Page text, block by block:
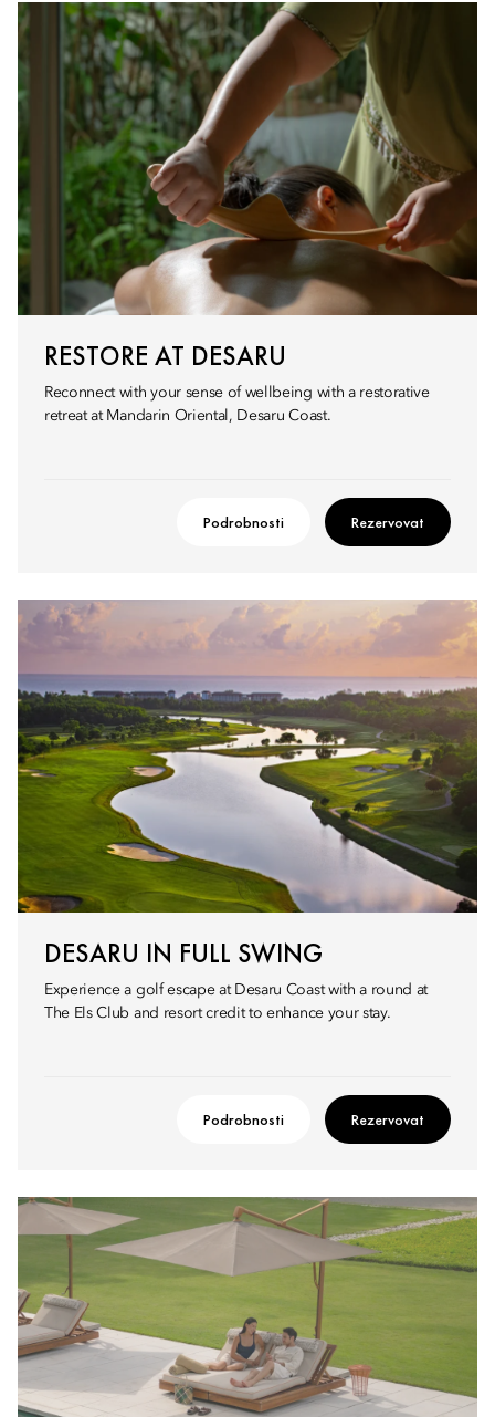
RESTORE AT DESARU
Reconnect with your sense of wellbeing with a restorative
retreat at Mandarin Oriental, Desaru Coast.​
Podrobnosti Rezervovat
DESARU IN FULL SWING
Experience a golf escape at Desaru Coast with a round at
The Els Club and resort credit to enhance your stay.​
Podrobnosti Rezervovat